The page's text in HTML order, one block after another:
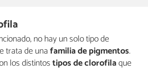
no hay un solo tipo de
trata de unafamilia de pigmentos.
los distintostipos de clorofilaque